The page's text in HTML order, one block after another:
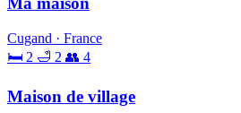
Cugand · France
🛏 2 🛁 2 👥 4
Maison de village